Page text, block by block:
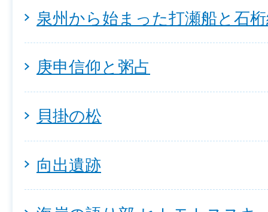
泉州から始まった打瀬船と石
庚申信仰と粥占
貝掛の松
向出遺跡